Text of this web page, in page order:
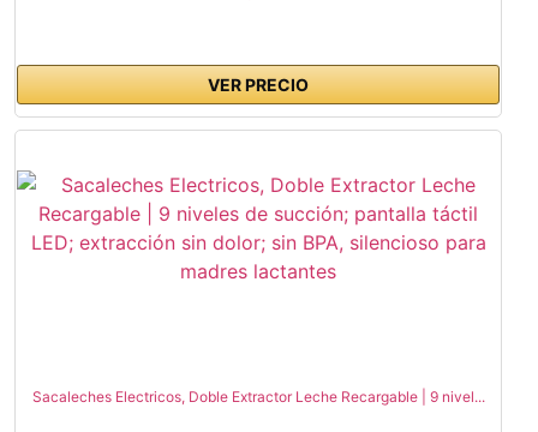
VER PRECIO
Sacaleches Electricos, Doble Extractor Leche Recargable | 9 nivel...